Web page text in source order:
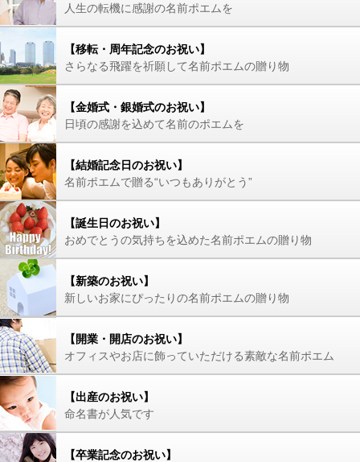
人生の転機に感謝の名前ポエムを
【移転・周年記念のお祝い】
さらなる飛躍を祈願して名前ポエムの贈り物
【金婚式・銀婚式のお祝い】
日頃の感謝を込めて名前のポエムを
【結婚記念日のお祝い】
名前ポエムで贈る“いつもありがとう”
【誕生日のお祝い】
おめでとうの気持ちを込めた名前ポエムの贈り物
【新築のお祝い】
新しいお家にぴったりの名前ポエムの贈り物
【開業・開店のお祝い】
オフィスやお店に飾っていただける素敵な名前ポエム
【出産のお祝い】
命名書が人気です
【卒業記念のお祝い】